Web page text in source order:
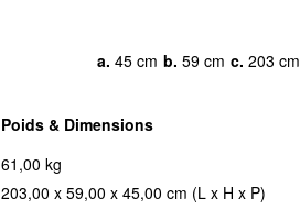
a. 45 cm b. 59 cm c. 203 cm
Poids & Dimensions
61,00 kg
203,00 x 59,00 x 45,00 cm (L x H x P)